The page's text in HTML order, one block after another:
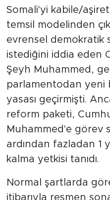
Somali'yi kabile/
temsil modelinden
evrensel demokratik
istediğini iddia eden
Şeyh Muhammed,
parlamentodan yeni
yasası geçirmişti.
reform paketi,
Muhammed'e görev
ardından fazladan 1
kalma yetkisi tanıdı.
Normal şartlarda
itibarıyla resmen